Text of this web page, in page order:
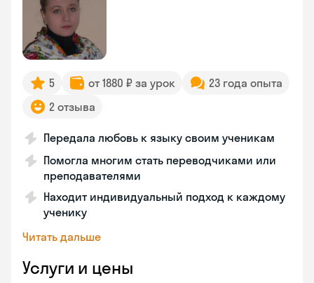
5 от 1880 ₽ за урок
23 года опыта
2 отзыва
Передала любовь к языку своим ученикам
Помогла многим стать переводчиками или
преподавателями
Находит индивидуальный подход к каждому
ученику
Читать дальше
Услуги и цены